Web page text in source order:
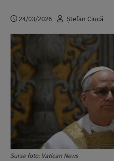
24/03/2026 Ștefan Ciucă
Sursa foto: Vatican News